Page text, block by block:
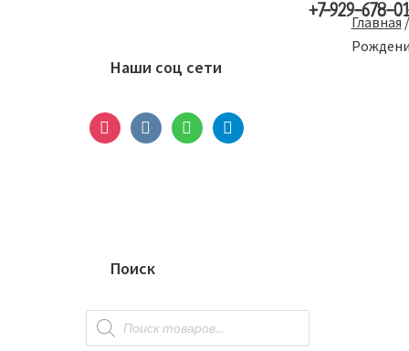
+7-929-678-
Главная/
сайдбар
Наши соц сети
instagramvkontaktewhatsapptelegram
Поиск
Поиск
товаров